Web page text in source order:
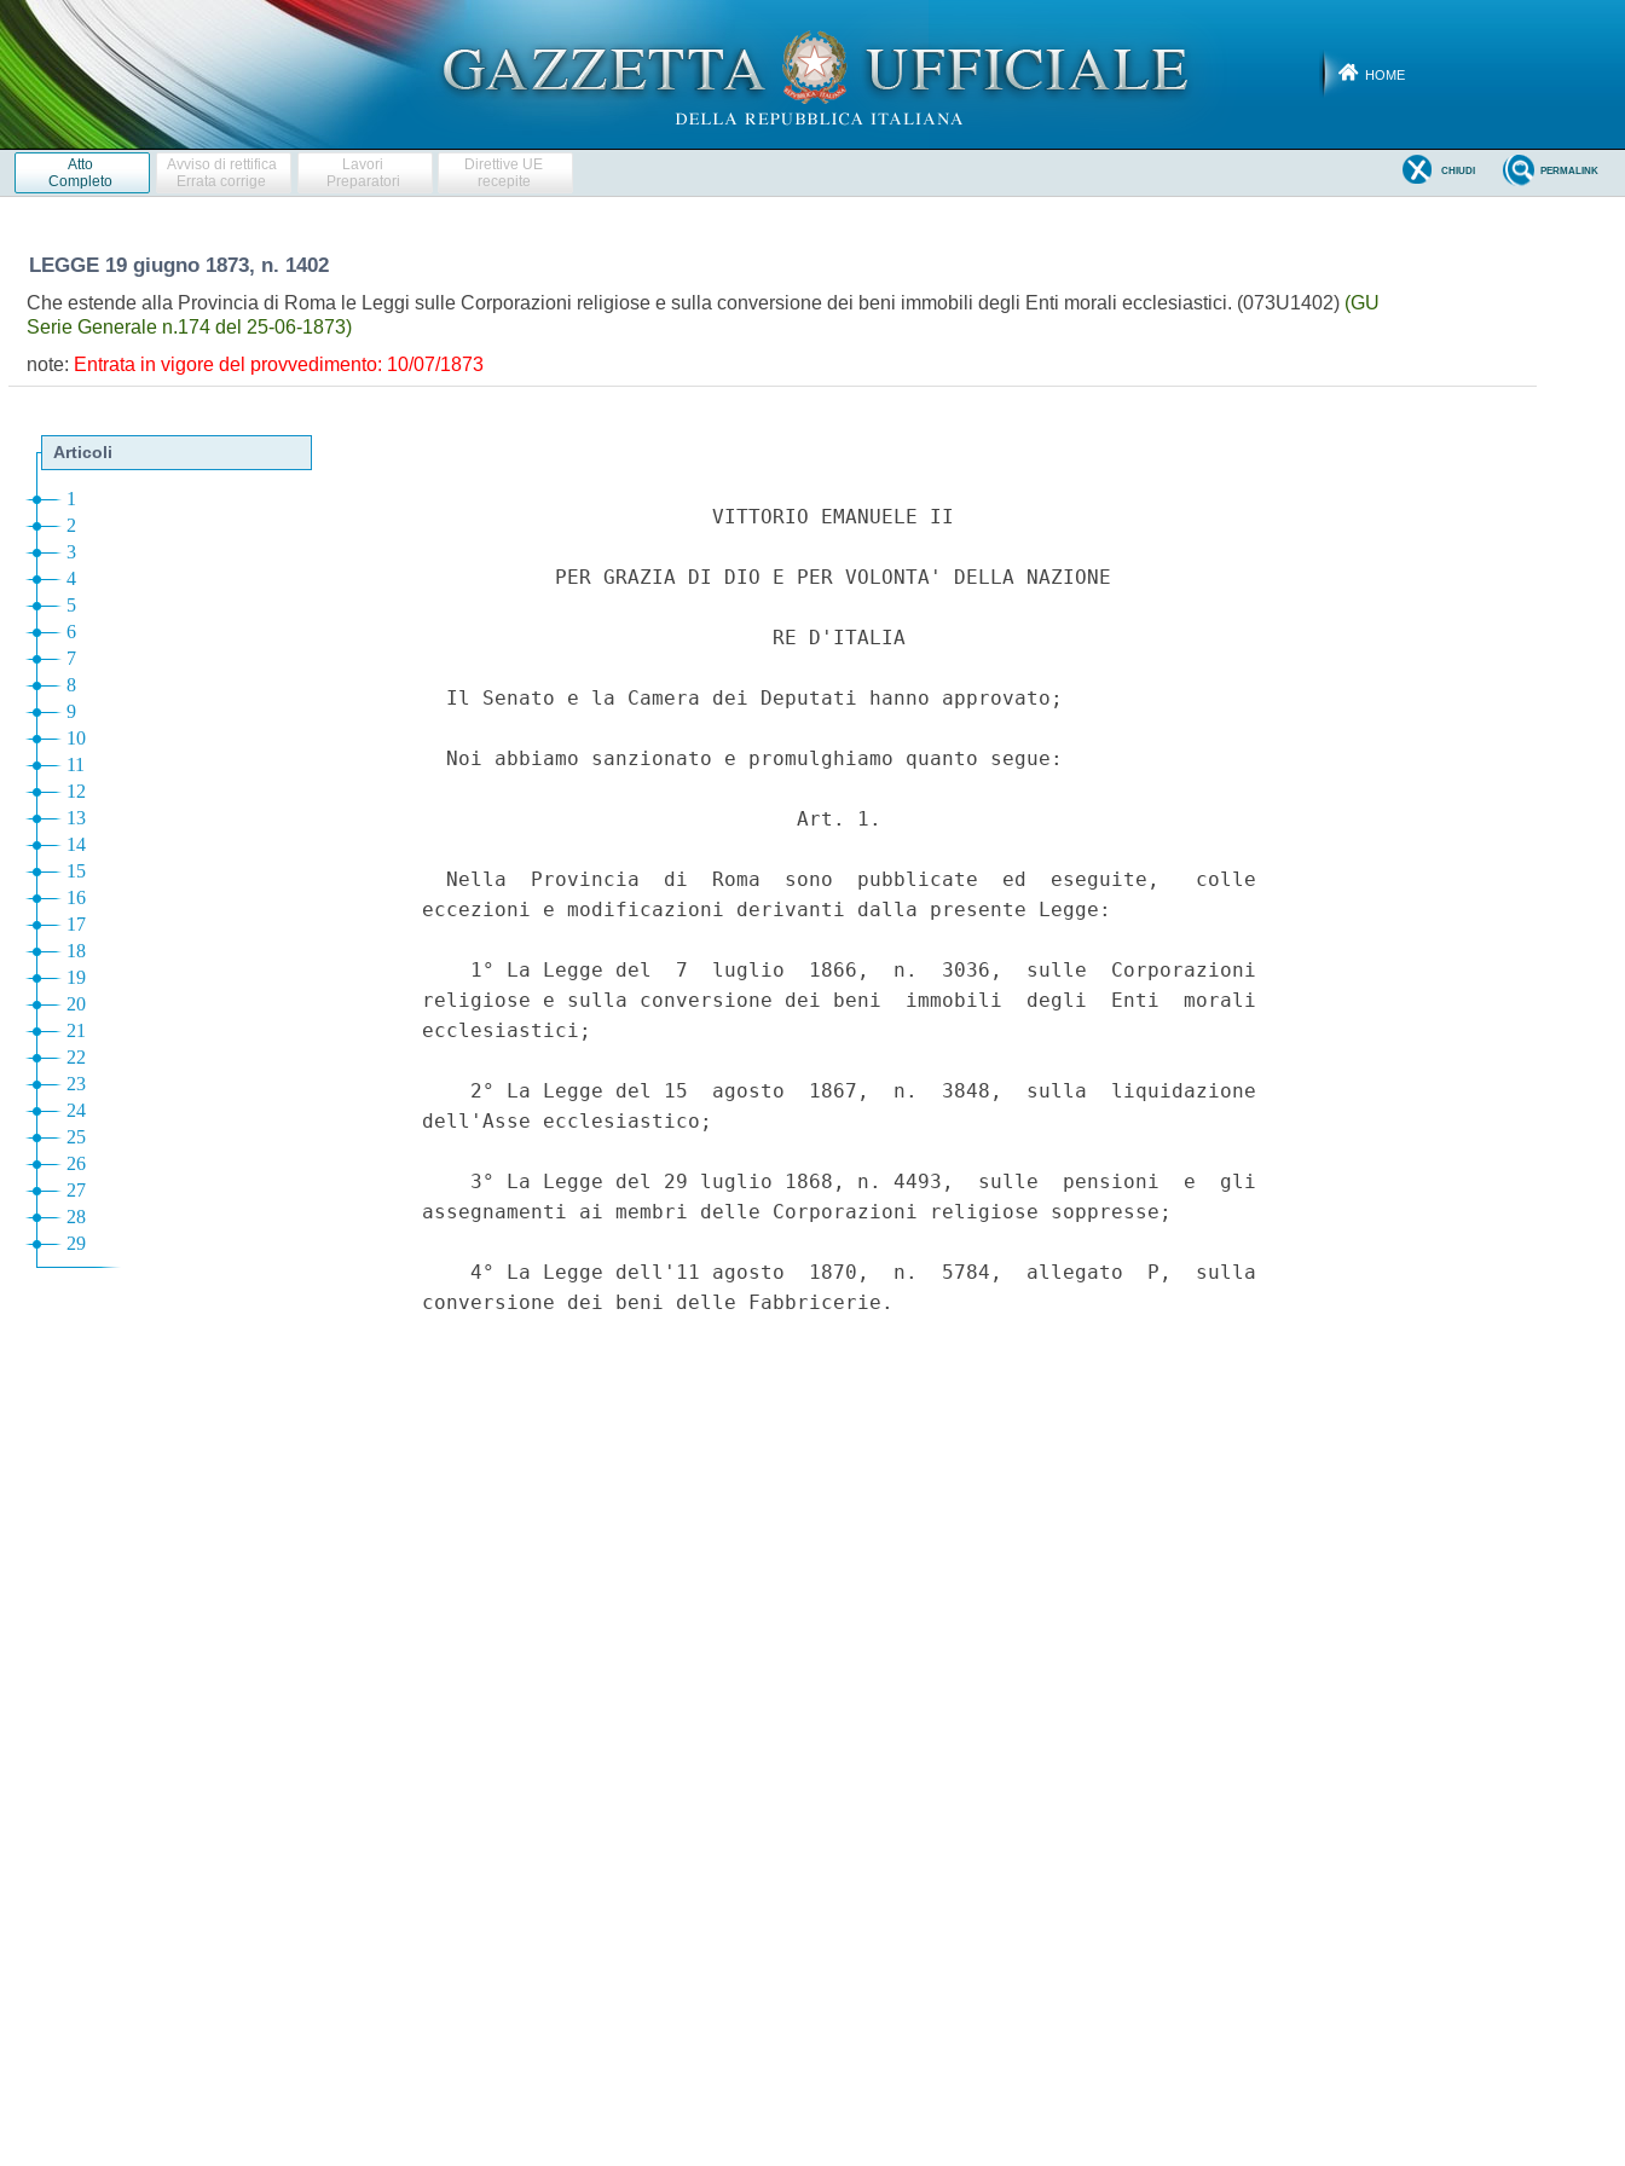
HOME
Atto
Completo
Avviso di rettifica
Errata corrige
Lavori
Preparatori
Direttive UE
recepite
PERMALINK
CHIUDI
LEGGE 19 giugno 1873, n. 1402
Che estende alla Provincia di Roma le Leggi sulle Corporazioni religiose e sulla conversione dei beni immobili degli Enti morali ecclesiastici. (073U1402) (GU
Serie Generale n.174 del 25-06-1873)
note: Entrata in vigore del provvedimento: 10/07/1873